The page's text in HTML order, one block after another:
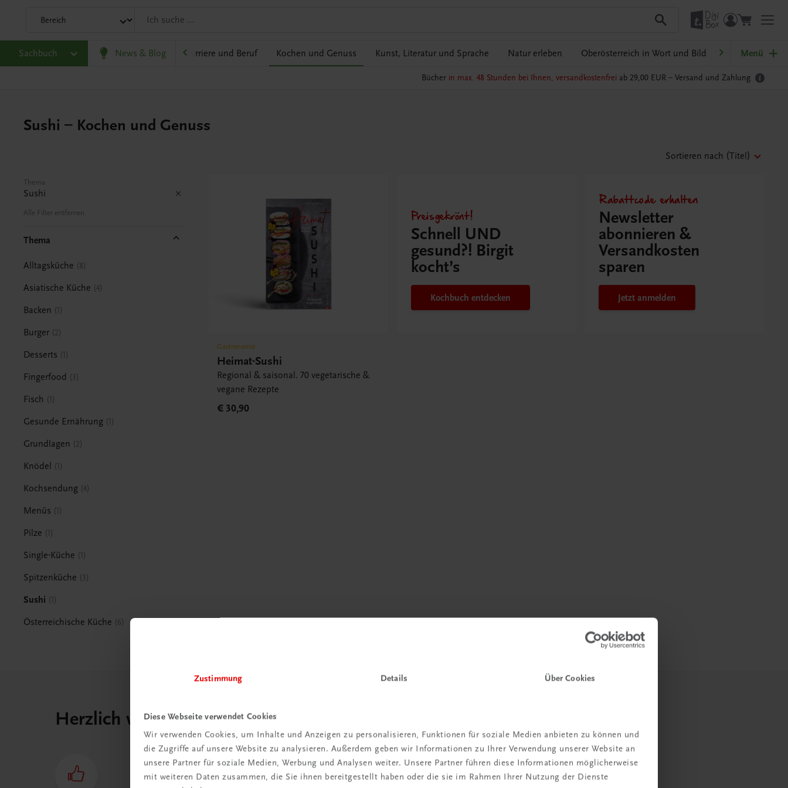
Zustimmung Details Über Cookies
Diese Webseite verwendet Cookies
Wir verwenden Cookies, um Inhalte und Anzeigen zu personalisieren, Funktionen für soziale Medien anbieten zu können und
die Zugriffe auf unsere Website zu analysieren. Außerdem geben wir Informationen zu Ihrer Verwendung unserer Website an
unsere Partner für soziale Medien, Werbung und Analysen weiter. Unsere Partner führen diese Informationen möglicherweise
mit weiteren Daten zusammen, die Sie ihnen bereitgestellt haben oder die sie im Rahmen Ihrer Nutzung der Dienste
Sachbuch News & Blog
Gesellschaft, Politik und Wirtschaft Karriere und Beruf Kochen und Genuss Kunst, Literatur und Sprache Natur erleben Oberösterreich in Wort und Bild Ratgeber
Menü
Bücher in max. 48 Stunden bei Ihnen, versandkostenfrei ab 29,00 EUR – Versand und Zahlung
Sushi – Kochen und Genuss
Sortieren nach (Titel)
Thema
Sushi
Alle Filter entfernen
Thema
Alltagsküche 8
Asiatische Küche 4
Backen 1
Burger 2
Desserts 1
Fingerfood 3
Fisch 1
Gesunde Ernährung 1
Grundlagen 2
Knödel 1
Kochsendung 4
Menüs 1
Pilze 1
Single-Küche 1
Spitzenküche 3
Sushi 1
Österreichische Küche 6
Gastronomie
Heimat-Sushi
Regional & saisonal. 70 vegetarische &
vegane Rezepte
€ 30,90
Preisgekrönt!
Schnell UND
gesund?! Birgit
kocht’s
Kochbuch entdecken
Rabattcode erhalten
Newsletter
abonnieren &
Versandkosten
sparen
Jetzt anmelden
Herzlich willkommen bei TRAUNER!